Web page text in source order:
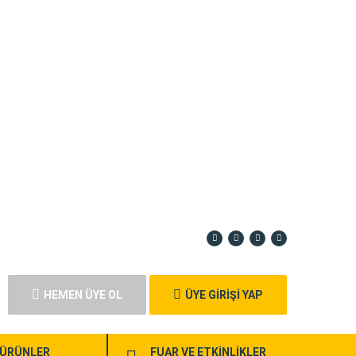
HEMEN ÜYE OL ÜYE GİRİŞİ YAP
ÜRÜNLER FUAR VE ETKİNLİKLER